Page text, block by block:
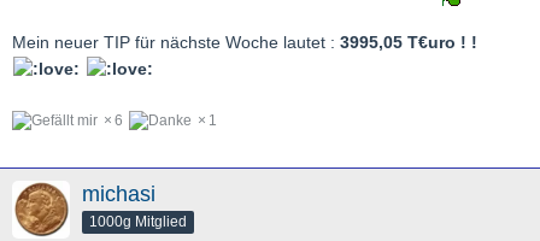
Mein neuer TIP für nächste Woche lautet : 3995,05 T€uro ! !
6 1
michasi
1000g Mitglied